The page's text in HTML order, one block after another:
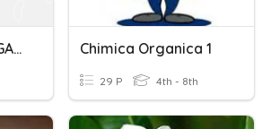
ESTRUCTURA ORGANICA 10-FEB Chimica Organica 1
29 P 4th - 8th